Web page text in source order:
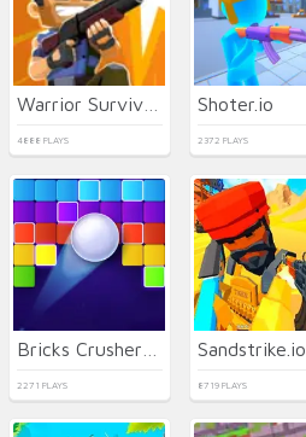
4888 PLAYS
Shoter.io
2372 PLAYS
2271 PLAYS
Sandstrike.io
8719 PLAYS